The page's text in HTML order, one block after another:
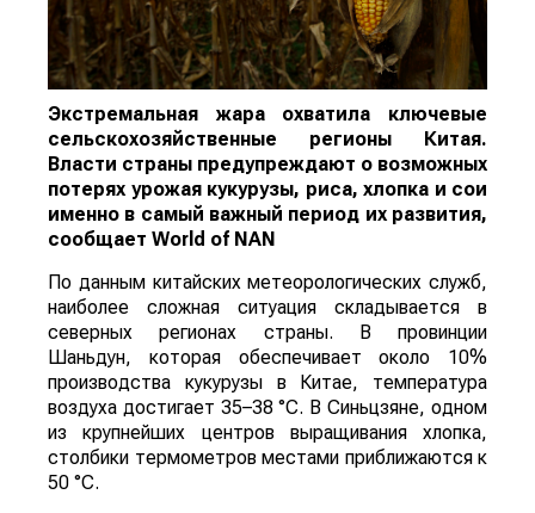
Экстремальная жара охватила ключевые
сельскохозяйственные регионы Китая.
Власти страны предупреждают о возможных
потерях урожая кукурузы, риса, хлопка и сои
именно в самый важный период их развития,
сообщает World of NAN
По данным китайских метеорологических служб,
наиболее сложная ситуация складывается в
северных регионах страны. В провинции
Шаньдун, которая обеспечивает около 10%
производства кукурузы в Китае, температура
воздуха достигает 35–38 °C. В Синьцзяне, одном
из крупнейших центров выращивания хлопка,
столбики термометров местами приближаются к
50 °C.